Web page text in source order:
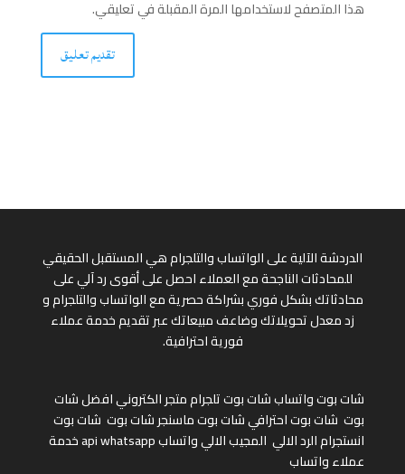
هذا المتصفح لاستخدامها المرة المقبلة في تعليقي.
الدردشة الآلية على الواتساب والتلجرام هي المستقبل الحقيقي
للمحادثات الناجحة مع العملاء احصل على أقوى رد آلي على
محادثاتك بشكل فوري بشراكة حصرية مع الواتساب والتلجرام و
زد معدل تحويلاتك وضاعف مبيعاتك عبر تقديم خدمة عملاء
فورية احترافية.
شات بوت واتسابشات بوت تلجراممتجر الكترونيافضل شات
بوت شات بوت احترافيشات بوت ماسنجرشات بوت شات بوت
انستجرامالرد الالي المجيب الالي واتسابapi whatsappخدمة
عملاء واتساب